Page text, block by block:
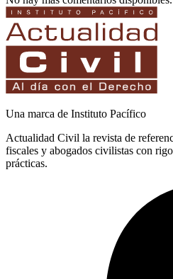
Una marca de Instituto Pacífico
Actualidad Civil la revista de
fiscales y abogados civilistas con
prácticas.